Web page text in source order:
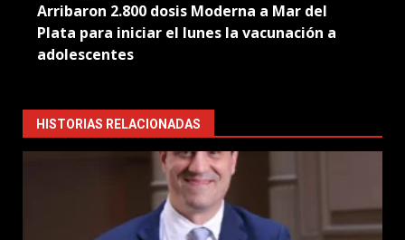
Arribaron 2.800 dosis Moderna a Mar del
Plata para iniciar el lunes la vacunación a
adolescentes
HISTORIAS RELACIONADAS